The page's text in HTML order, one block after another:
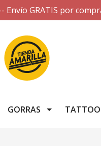
Envío GRATIS por
GORRAS TATTOO